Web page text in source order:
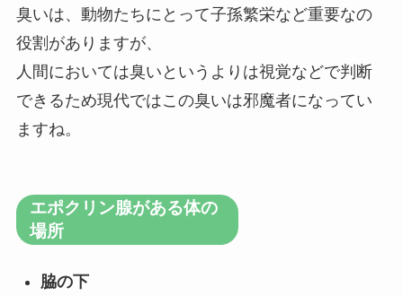
臭いは、動物たちにとって子孫繁栄など重要なの
役割がありますが、
人間においては臭いというよりは視覚などで判断
できるため現代ではこの臭いは邪魔者になってい
ますね。
エポクリン腺がある体の
場所
脇の下